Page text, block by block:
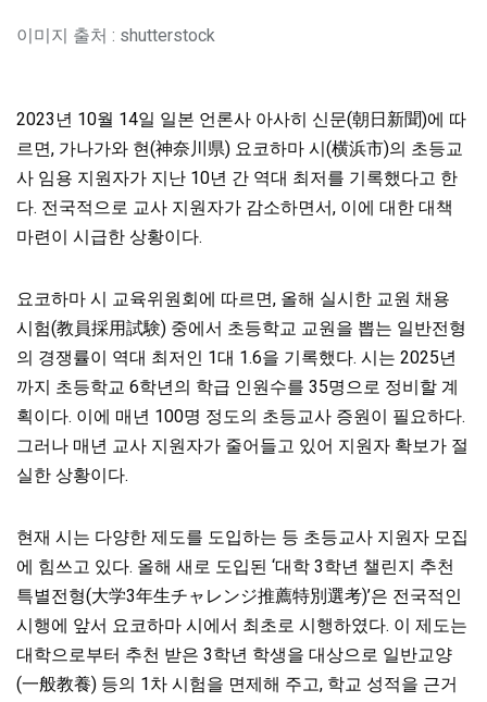
이미지 출처 : shutterstock
2023년 10월 14일 일본 언론사 아사히 신문(朝日新聞)에 따
르면, 가나가와 현(神奈川県) 요코하마 시(横浜市)의 초등교
사 임용 지원자가 지난 10년 간 역대 최저를 기록했다고 한
다. 전국적으로 교사 지원자가 감소하면서, 이에 대한 대책
마련이 시급한 상황이다.
요코하마 시 교육위원회에 따르면, 올해 실시한 교원 채용
시험(教員採用試験) 중에서 초등학교 교원을 뽑는 일반전형
의 경쟁률이 역대 최저인 1대 1.6을 기록했다. 시는 2025년
까지 초등학교 6학년의 학급 인원수를 35명으로 정비할 계
획이다. 이에 매년 100명 정도의 초등교사 증원이 필요하다.
그러나 매년 교사 지원자가 줄어들고 있어 지원자 확보가 절
실한 상황이다.
현재 시는 다양한 제도를 도입하는 등 초등교사 지원자 모집
에 힘쓰고 있다. 올해 새로 도입된 ‘대학 3학년 챌린지 추천
특별전형(大学3年生チャレンジ推薦特別選考)’은 전국적인
시행에 앞서 요코하마 시에서 최초로 시행하였다. 이 제도는
대학으로부터 추천 받은 3학년 학생을 대상으로 일반교양
(一般教養) 등의 1차 시험을 면제해 주고, 학교 성적을 근거